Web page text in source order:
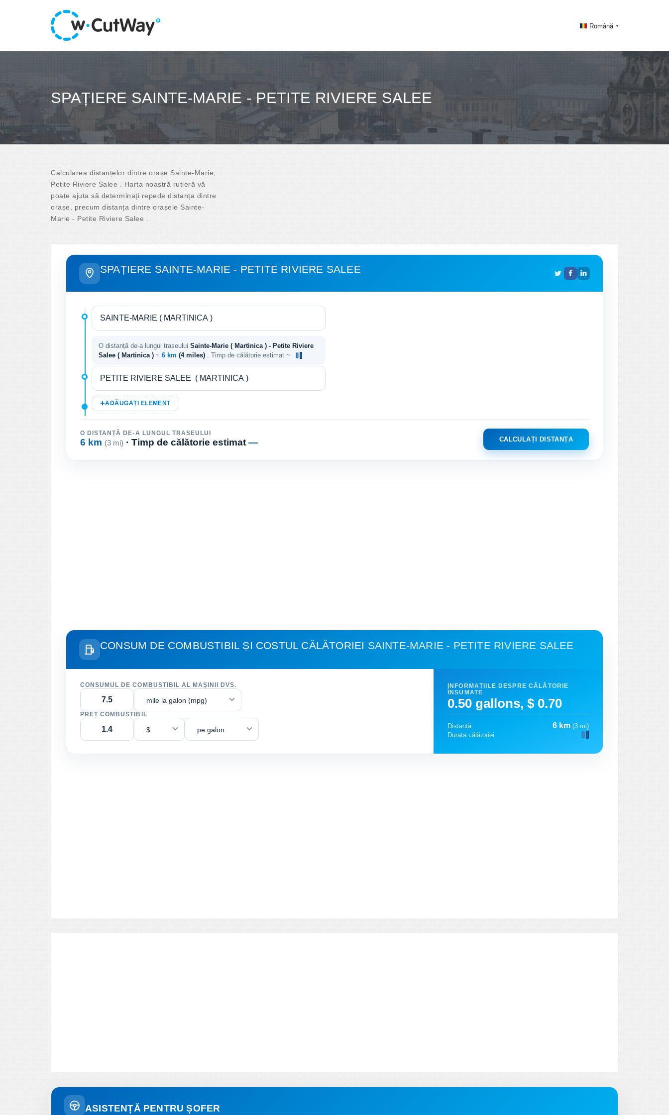
Română
SPAȚIERE SAINTE-MARIE - PETITE RIVIERE SALEE
Calcularea distanțelor dintre orașe Sainte-Marie,
Petite Riviere Salee . Harta noastră rutieră vă
poate ajuta să determinați repede distanța dintre
orașe, precum distanța dintre orașele Sainte-
Marie - Petite Riviere Salee .
SPAȚIERE SAINTE-MARIE - PETITE RIVIERE SALEE
O distanță de-a lungul traseului Sainte-Marie ( Martinica ) - Petite Riviere
Salee ( Martinica ) ~ 6 km (4 miles) . Timp de călătorie estimat ~
ADĂUGAȚI ELEMENT
O DISTANȚĂ DE-A LUNGUL TRASEULUI
6 km (3 mi) · Timp de călătorie estimat — CALCULAȚI DISTANȚA
CONSUM DE COMBUSTIBIL ȘI COSTUL CĂLĂTORIEI SAINTE-MARIE - PETITE RIVIERE SALEE
CONSUMUL DE COMBUSTIBIL AL MAȘINII DVS.
mile la galon (mpg)
PREȚ COMBUSTIBIL
$ pe galon
INFORMAȚIILE DESPRE CĂLĂTORIE
ÎNSUMATE
0.50 gallons, $ 0.70
Distanță 6 km (3 mi)
Durata călătoriei
ASISTENȚĂ PENTRU ȘOFER